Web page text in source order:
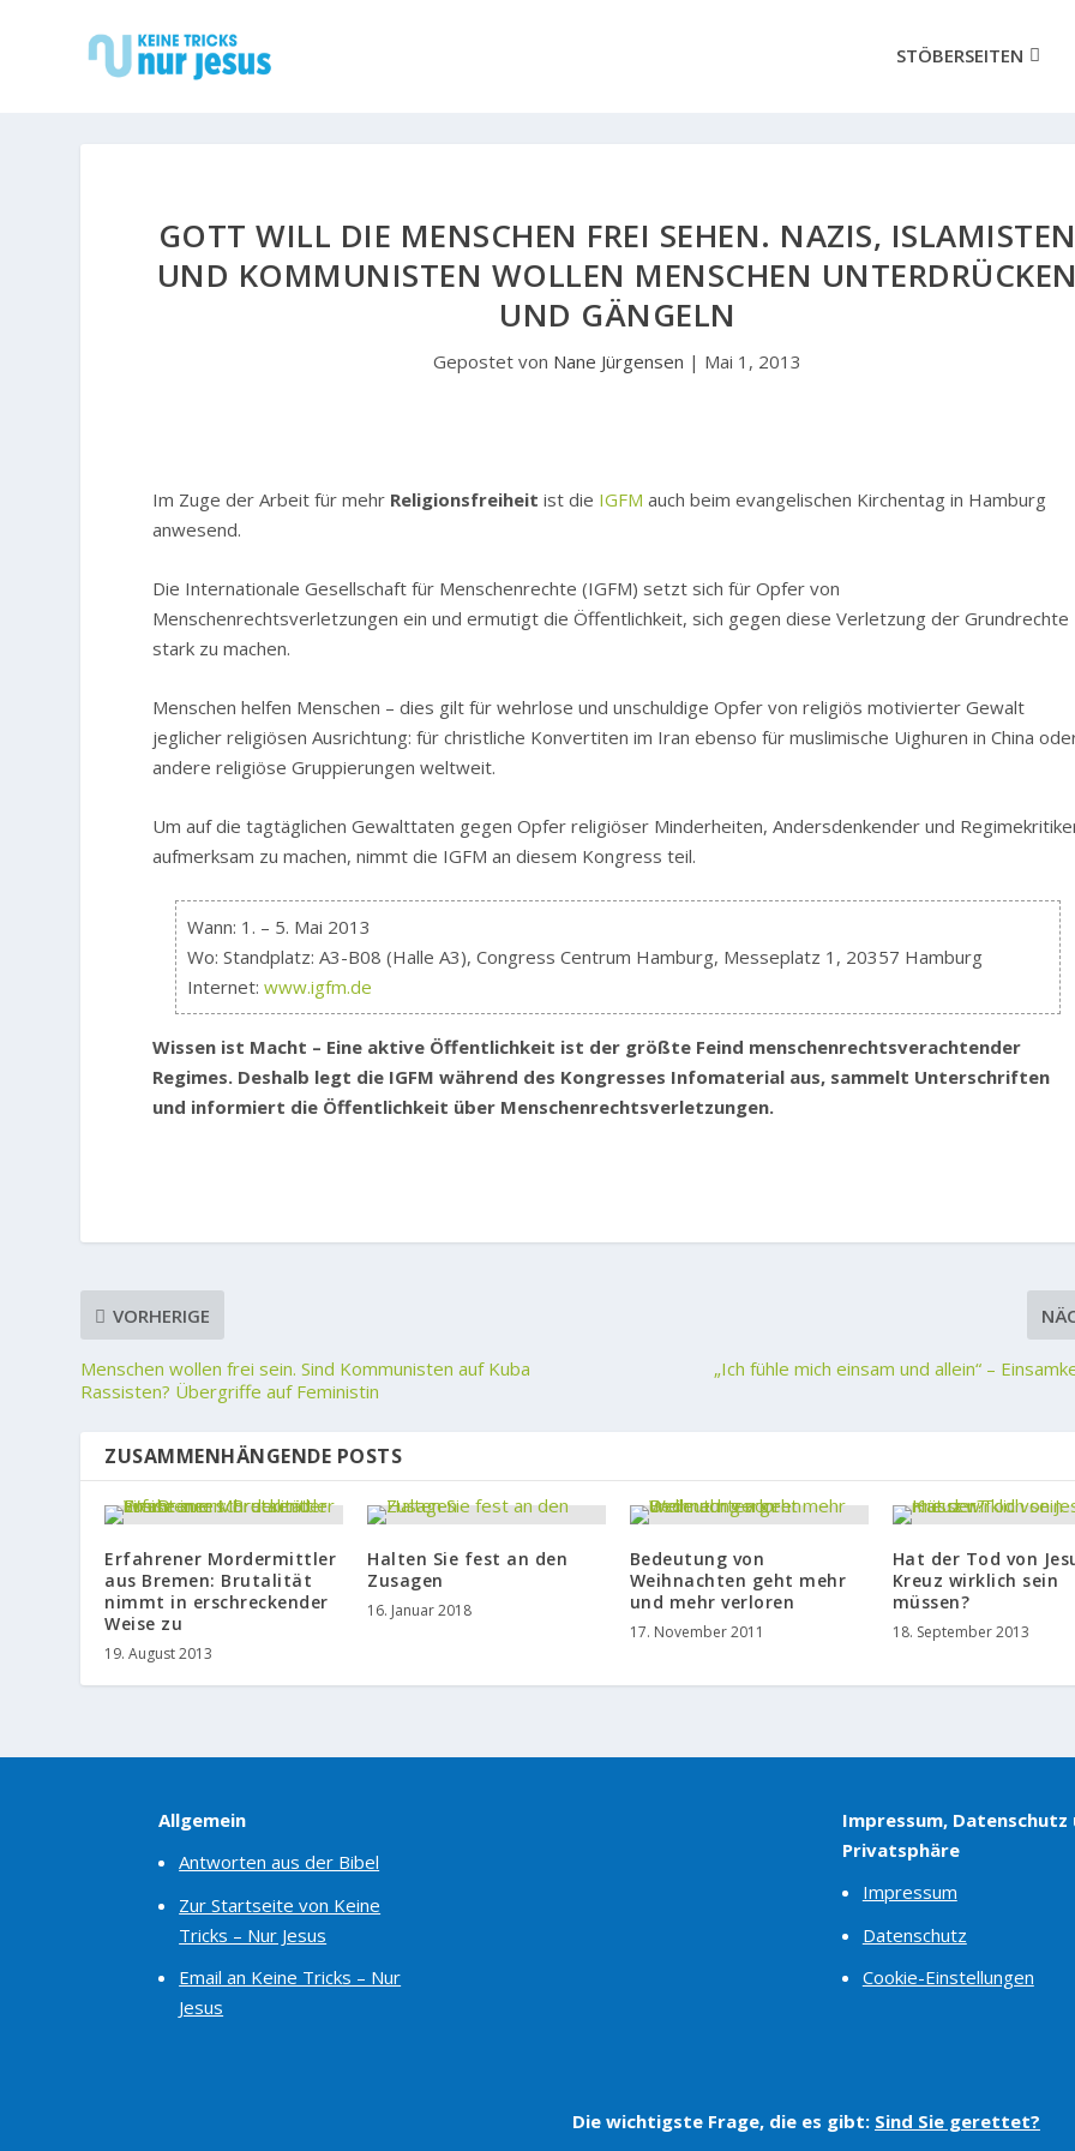
STÖBERSEITEN
GOTT WILL DIE MENSCHEN FREI SEHEN. NAZIS,
UND KOMMUNISTEN WOLLEN MENSCHEN
UND GÄNGELN
Gepostet von Nane Jürgensen | Mai 1, 2013
Im Zuge der Arbeit für mehr Religionsfreiheit ist die IGFM auch beim evangelischen Kirchentag in Hamburg
anwesend.
Die Internationale Gesellschaft für Menschenrechte (IGFM) setzt sich für Opfer von
Menschenrechtsverletzungen ein und ermutigt die Öffentlichkeit, sich gegen diese Verletzung der Grundrechte
stark zu machen.
Menschen helfen Menschen – dies gilt für wehrlose und unschuldige Opfer von religiös motivierter Gewalt
jeglicher religiösen Ausrichtung: für christliche Konvertiten im Iran ebenso für muslimische Uighuren in China
andere religiöse Gruppierungen weltweit.
Um auf die tagtäglichen Gewalttaten gegen Opfer religiöser Minderheiten, Andersdenkender und
aufmerksam zu machen, nimmt die IGFM an diesem Kongress teil.
Wann: 1. – 5. Mai 2013
Wo: Standplatz: A3-B08 (Halle A3), Congress Centrum Hamburg, Messeplatz 1, 20357 Hamburg
Internet:www.igfm.de
Wissen ist Macht – Eine aktive Öffentlichkeit ist der größte Feind menschenrechtsverachtender
Regimes. Deshalb legt die IGFM während des Kongresses Infomaterial aus, sammelt Unterschriften
und informiert die Öffentlichkeit über Menschenrechtsverletzungen.
VORHERIGE
Menschen wollen frei sein. Sind Kommunisten auf Kuba
Rassisten? Übergriffe auf Feministin
„Ich fühle mich einsam und allein“ –
ZUSAMMENHÄNGENDE POSTS
Erfahrener Mordermittler
aus Bremen: Brutalität
nimmt in erschreckender
Weise zu
19. August 2013
Halten Sie fest an den
Zusagen
16. Januar 2018
Bedeutung von
Weihnachten geht mehr
und mehr verloren
17. November 2011
Hat der Tod von
Kreuz wirklich sein
müssen?
18. September 2013
Allgemein
Antworten aus der Bibel
Zur Startseite von Keine
Tricks – Nur Jesus
Email an Keine Tricks – Nur
Jesus
Impressum, Datenschutz
Privatsphäre
Impressum
Datenschutz
Cookie-Einstellungen
Die wichtigste Frage, die es gibt: Sind Sie gerettet?